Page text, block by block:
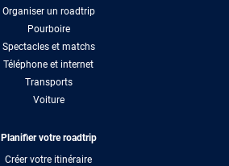
Organiser un roadtrip
Pourboire
Spectacles et matchs
Téléphone et internet
Transports
Voiture
Planifier votre roadtrip
Créer votre itinéraire